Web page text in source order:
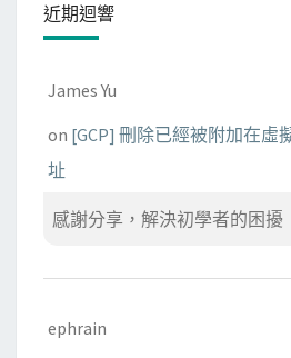
近期迴響
James Yu
on [GCP] 刪除已經被附加在虛
址
感謝分享，解決初學者的困擾
ephrain